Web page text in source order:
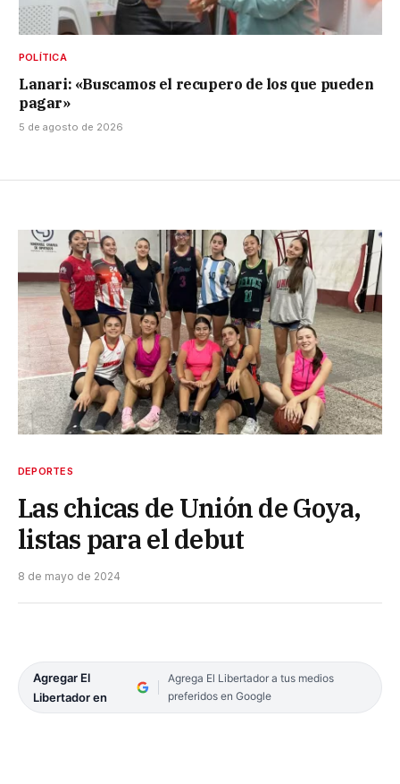
POLÍTICA
Lanari: «Buscamos el recupero de los que pueden
pagar»
5 de agosto de 2026
DEPORTES
Las chicas de Unión de Goya,
listas para el debut
8 de mayo de 2024
Agregar El
Libertador en
Agrega El Libertador a tus medios
preferidos en Google